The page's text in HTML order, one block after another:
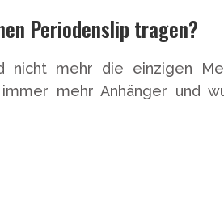
Periodenslip tragen?
nicht mehr die einzigen
immer mehr Anhänger und